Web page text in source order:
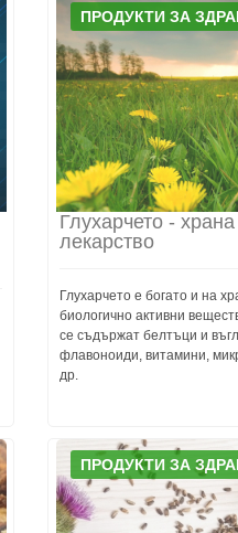
ПРОДУКТИ ЗА
Глухарчето -
лекарство
Глухарчето е богато и на
биологично активни
се съдържат белтъци и
флавоноиди, витамини,
др.
ПРОДУКТИ ЗА